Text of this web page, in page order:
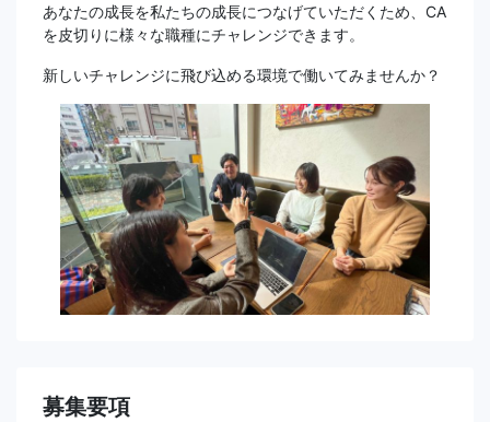
あなたの成長を私たちの成長につなげていただくため、CA
を皮切りに様々な職種にチャレンジできます。
新しいチャレンジに飛び込める環境で働いてみませんか？
募集要項